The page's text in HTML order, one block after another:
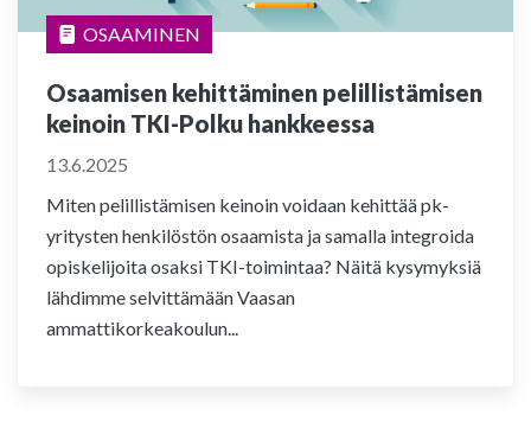
OSAAMINEN
Osaamisen kehittäminen pelillistämisen
keinoin TKI-Polku hankkeessa
13.6.2025
Miten pelillistämisen keinoin voidaan kehittää pk-
yritysten henkilöstön osaamista ja samalla integroida
opiskelijoita osaksi TKI-toimintaa? Näitä kysymyksiä
lähdimme selvittämään Vaasan
ammattikorkeakoulun...